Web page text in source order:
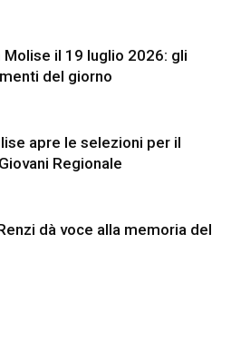
Molise il 19 luglio 2026: gli
del giorno
apre le selezioni per il
Regionale
dà voce alla memoria del